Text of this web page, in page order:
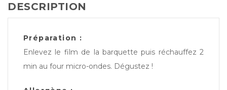
DESCRIPTION
Préparation :
Enlevez le film de la barquette puis réchauffez 2
min au four micro-ondes. Dégustez !